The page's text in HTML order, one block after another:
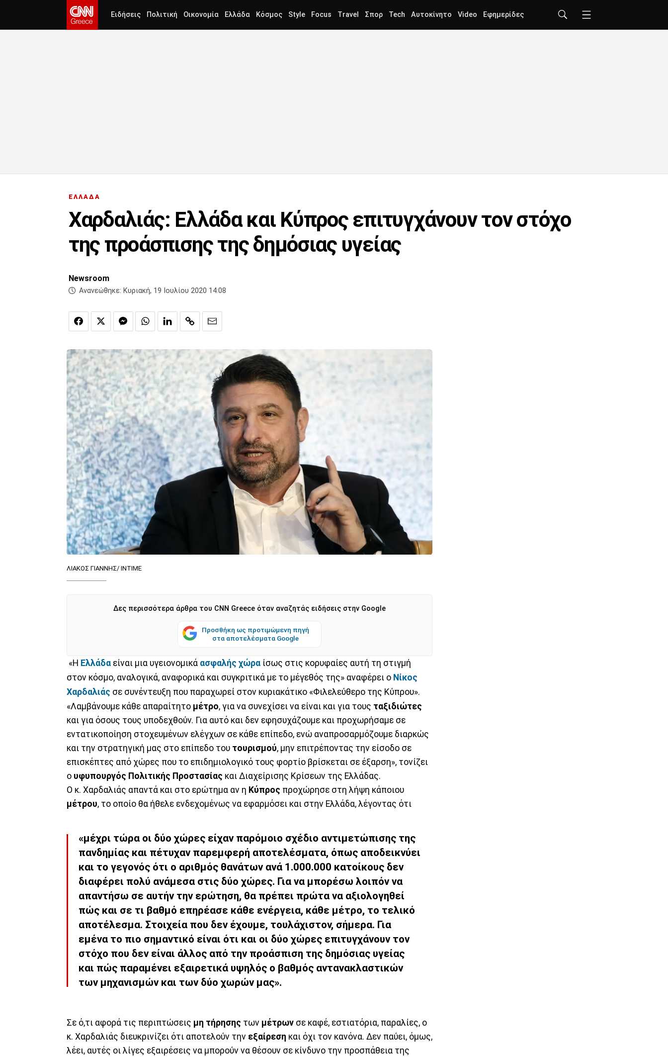
Ειδήσεις Πολιτική Οικονομία Ελλάδα Κόσμος Style Focus Travel Σπορ Tech Αυτοκίνητο Video Εφημερίδες
ΕΛΛΑΔΑ
Χαρδαλιάς: Ελλάδα και Κύπρος επιτυγχάνουν τον στόχο
της προάσπισης της δημόσιας υγείας
Newsroom
Ανανεώθηκε: Κυριακή, 19 Ιουλίου 2020 14:08
ΛΙΑΚΟΣ ΓΙΑΝΝΗΣ/ ΙΝΤΙΜΕ
Δες περισσότερα άρθρα του CNN Greece όταν αναζητάς ειδήσεις στην Google
Προσθήκη ως προτιμώμενη πηγή
στα αποτελέσματα Google
«Η Ελλάδα είναι μια υγειονομικά ασφαλής χώρα ίσως στις κορυφαίες αυτή τη στιγμή
στον κόσμο, αναλογικά, αναφορικά και συγκριτικά με το μέγεθός της» αναφέρει ο Νίκος
Χαρδαλιάς σε συνέντευξη που παραχωρεί στον κυριακάτικο «Φιλελεύθερο της Κύπρου».
«Λαμβάνουμε κάθε απαραίτητο μέτρο, για να συνεχίσει να είναι και για τους ταξιδιώτες
και για όσους τους υποδεχθούν. Για αυτό και δεν εφησυχάζουμε και προχωρήσαμε σε
εντατικοποίηση στοχευμένων ελέγχων σε κάθε επίπεδο, ενώ αναπροσαρμόζουμε διαρκώς
και την στρατηγική μας στο επίπεδο του τουρισμού, μην επιτρέποντας την είσοδο σε
επισκέπτες από χώρες που το επιδημιολογικό τους φορτίο βρίσκεται σε έξαρση», τονίζει
ο υφυπουργός Πολιτικής Προστασίας και Διαχείρισης Κρίσεων της Ελλάδας.
Ο κ. Χαρδαλιάς απαντά και στο ερώτημα αν η Κύπρος προχώρησε στη λήψη κάποιου
μέτρου, το οποίο θα ήθελε ενδεχομένως να εφαρμόσει και στην Ελλάδα, λέγοντας ότι
«μέχρι τώρα οι δύο χώρες είχαν παρόμοιο σχέδιο αντιμετώπισης της
πανδημίας και πέτυχαν παρεμφερή αποτελέσματα, όπως αποδεικνύει
και το γεγονός ότι ο αριθμός θανάτων ανά 1.000.000 κατοίκους δεν
διαφέρει πολύ ανάμεσα στις δύο χώρες. Για να μπορέσω λοιπόν να
απαντήσω σε αυτήν την ερώτηση, θα πρέπει πρώτα να αξιολογηθεί
πώς και σε τι βαθμό επηρέασε κάθε ενέργεια, κάθε μέτρο, το τελικό
αποτέλεσμα. Στοιχεία που δεν έχουμε, τουλάχιστον, σήμερα. Για
εμένα το πιο σημαντικό είναι ότι και οι δύο χώρες επιτυγχάνουν τον
στόχο που δεν είναι άλλος από την προάσπιση της δημόσιας υγείας
και πώς παραμένει εξαιρετικά υψηλός ο βαθμός αντανακλαστικών
των μηχανισμών και των δύο χωρών μας».
Σε ό,τι αφορά τις περιπτώσεις μη τήρησης των μέτρων σε καφέ, εστιατόρια, παραλίες, ο
κ. Χαρδαλιάς διευκρινίζει ότι αποτελούν την εξαίρεση και όχι τον κανόνα. Δεν παύει, όμως,
λέει, αυτές οι λίγες εξαιρέσεις να μπορούν να θέσουν σε κίνδυνο την προσπάθεια της